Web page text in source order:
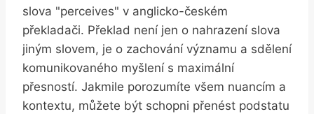
slova "perceives" v anglicko-českém
překladači. Překlad není jen o nahrazení slova
jiným slovem, je o zachování významu a sdělení
komunikovaného myšlení s maximální
přesností. Jakmile porozumíte všem nuancím a
kontextu, můžete být schopni přenést podstatu